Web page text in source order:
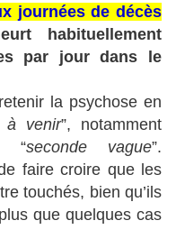
journées de décès
habituellement
par jour dans le
la psychose en
à venir”, notamment
“seconde vague”.
faire croire que les
touchés, bien qu’ils
que quelques cas